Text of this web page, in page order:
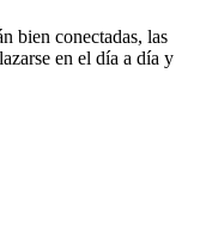
bien conectadas, las
en el día a día y